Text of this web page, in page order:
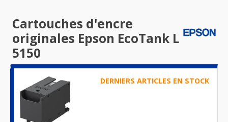
Cartouches d'encre
originales Epson EcoTank L
5150
DERNIERS ARTICLES EN STOCK